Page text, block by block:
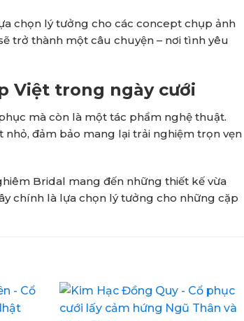
chọn lý tưởng cho các concept chụp ảnh
trở thành một câu chuyện – nơi tình yêu
Việt trong ngày cưới
mà còn là một tác phẩm nghệ thuật.
đảm bảo mang lại trải nghiệm trọn vẹn
Bridal mang đến những thiết kế vừa
chính là lựa chọn lý tưởng cho những cặp